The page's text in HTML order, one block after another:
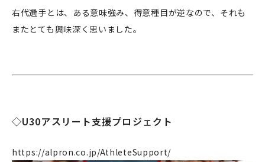
法人のお客様
個人のお客様
右代選手とは、ある意味強み、得意種目が逆なので、それも
またとても興味深く思いました。
◇U30アスリート支援プロジェクト
https://alpron.co.jp/AthleteSupport/